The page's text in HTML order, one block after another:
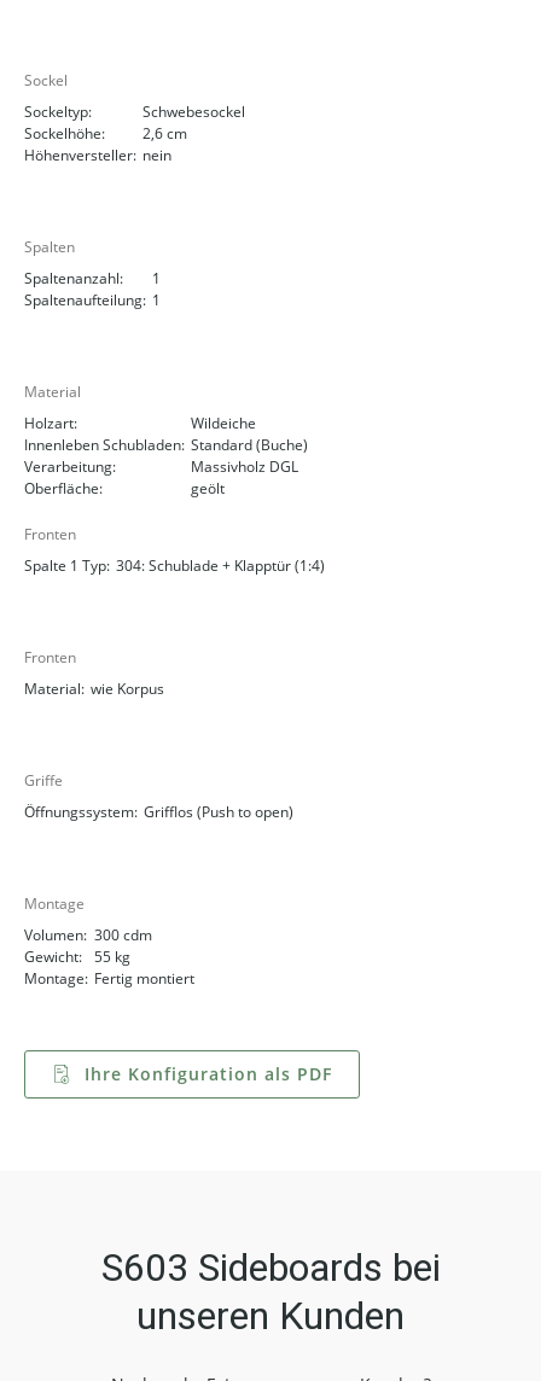
Sockel
Sockeltyp:
Schwebesockel
Sockelhöhe:
2,6 cm
Höhenversteller: nein
Spalten
Spaltenanzahl:
1
Spaltenaufteilung: 1
Material
Holzart:
Wildeiche
Innenleben Schubladen: Standard (Buche)
Verarbeitung:
Massivholz DGL
Oberfläche:
geölt
Fronten
Spalte 1 Typ: 304: Schublade + Klapptür (1:4)
Fronten
Material: wie Korpus
Griffe
Öffnungssystem: Grifflos (Push to open)
Montage
Volumen: 300 cdm
Gewicht: 55 kg
Montage: Fertig montiert
Ihre Konfiguration als PDF
S603 Sideboards bei
unseren Kunden